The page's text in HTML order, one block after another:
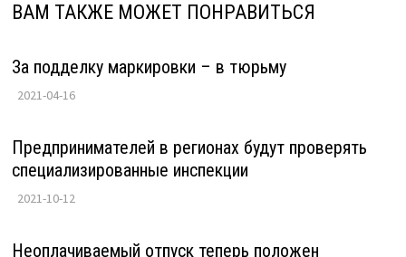
ВАМ ТАКЖЕ МОЖЕТ ПОНРАВИТЬСЯ
За подделку маркировки – в тюрьму
2021-04-16
Предпринимателей в регионах будут проверять
специализированные инспекции
2021-10-12
Неоплачиваемый отпуск теперь положен